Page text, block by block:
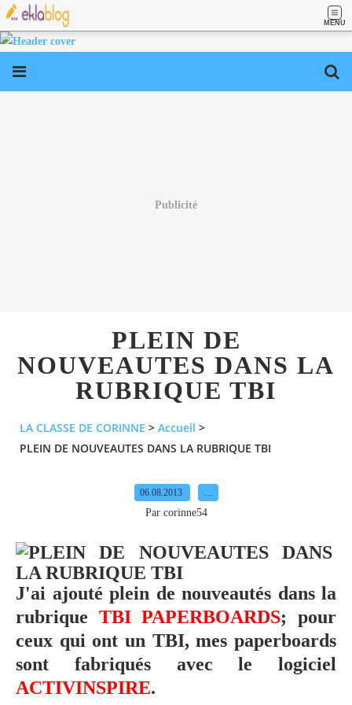
MENU
Publicité
PLEIN DE
NOUVEAUTES DANS LA
RUBRIQUE TBI
LA CLASSE DE CORINNE > Accueil >
PLEIN DE NOUVEAUTES DANS LA RUBRIQUE TBI
06.08.2013
Par corinne54
J'ai ajouté plein de nouveautés dans la
rubrique TBI PAPERBOARDS; pour
ceux qui ont un TBI, mes paperboards
sont fabriqués avec le logiciel
ACTIVINSPIRE.